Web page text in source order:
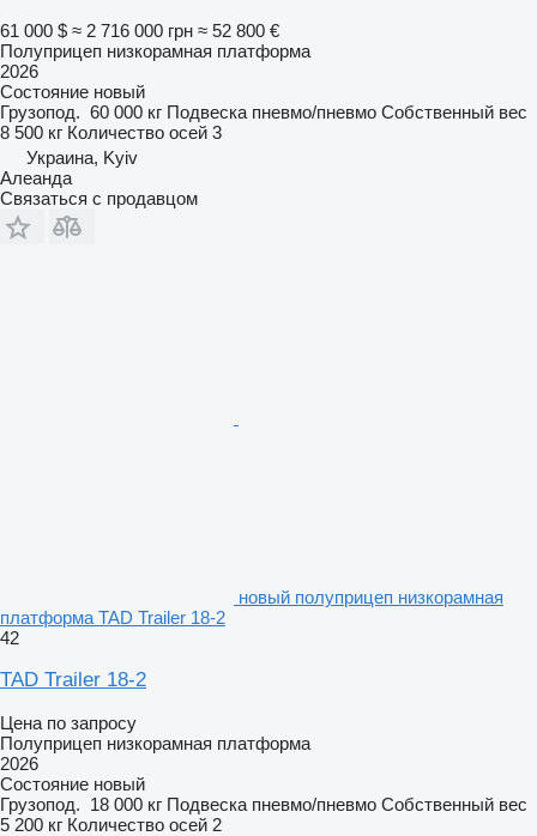
61 000 $ ≈ 2 716 000 грн ≈ 52 800 €
Полуприцеп низкорамная платформа
2026
Состояние новый
Грузопод. 60 000 кг Подвеска пневмо/пневмо Собственный вес
8 500 кг Количество осей 3
Украина, Kyiv
Алеанда
Связаться с продавцом
новый полуприцеп низкорамная
платформа TAD Trailer 18-2
42
TAD Trailer 18-2
Цена по запросу
Полуприцеп низкорамная платформа
2026
Состояние новый
Грузопод. 18 000 кг Подвеска пневмо/пневмо Собственный вес
5 200 кг Количество осей 2